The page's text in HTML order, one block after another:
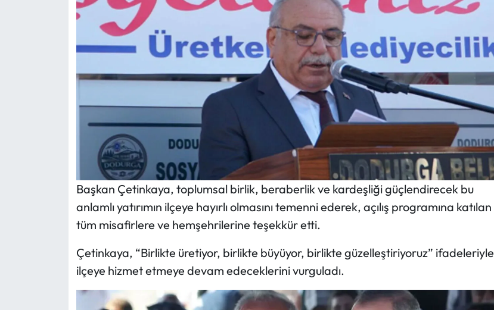
Başkan Çetinkaya, toplumsal birlik, beraberlik ve kardeşliği güçlendirecek bu
anlamlı yatırımın ilçeye hayırlı olmasını temenni ederek, açılış programına katılan
tüm misafirlere ve hemşehrilerine teşekkür etti.
Çetinkaya, “Birlikte üretiyor, birlikte büyüyor, birlikte güzelleştiriyoruz” ifadeleriyle
ilçeye hizmet etmeye devam edeceklerini vurguladı.